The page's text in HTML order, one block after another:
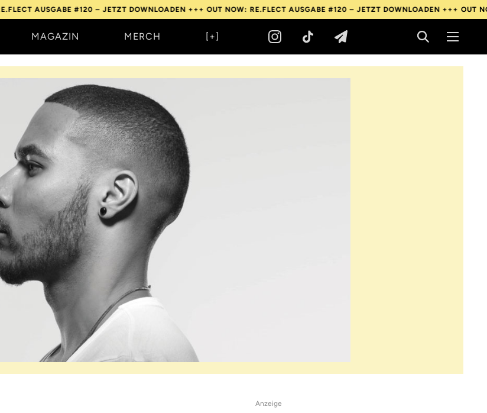
#120 – JETZT DOWNLOADEN +++OUT NOW: RE.FLECT AUSGABE #120 – JETZT DOWNLOADEN +++OUT NOW:
MAGAZIN MERCH [+]
Anzeige